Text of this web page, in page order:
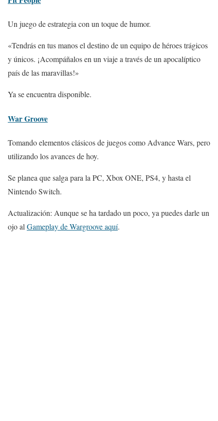
Un juego de estrategia con un toque de humor.
«Tendrás en tus manos el destino de un equipo de héroes trágicos
y únicos. ¡Acompáñalos en un viaje a través de un apocalíptico
país de las maravillas!»
Ya se encuentra disponible.
War Groove
Tomando elementos clásicos de juegos como Advance Wars, pero
utilizando los avances de hoy.
Se planea que salga para la PC, Xbox ONE, PS4, y hasta el
Nintendo Switch.
Actualización: Aunque se ha tardado un poco, ya puedes darle un
ojo al Gameplay de Wargroove aquí.